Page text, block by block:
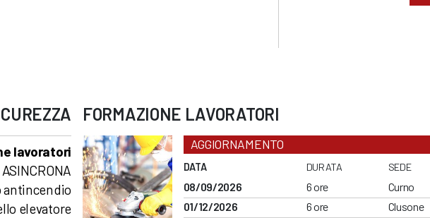
lavoratori
antincendio
elevatore
FORMAZIONE LAVORATORI
AGGIORNAMENTO
DATA DURATA SEDE
08/09/2026 6 ore Curno
01/12/2026 6 ore Clusone